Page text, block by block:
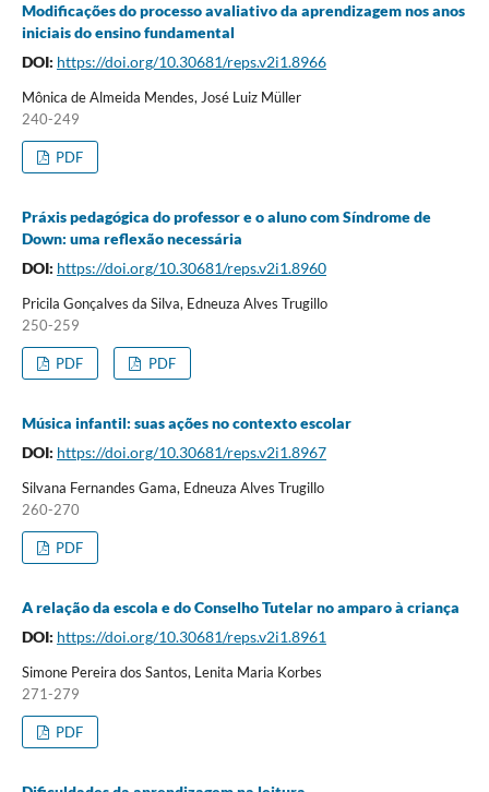
Modificações do processo avaliativo da aprendizagem nos anos
iniciais do ensino fundamental
DOI: https://doi.org/10.30681/reps.v2i1.8966
Mônica de Almeida Mendes, José Luiz Müller
240-249
PDF
Práxis pedagógica do professor e o aluno com Síndrome de
Down: uma reflexão necessária
DOI: https://doi.org/10.30681/reps.v2i1.8960
Pricila Gonçalves da Silva, Edneuza Alves Trugillo
250-259
PDF PDF
Música infantil: suas ações no contexto escolar
DOI: https://doi.org/10.30681/reps.v2i1.8967
Silvana Fernandes Gama, Edneuza Alves Trugillo
260-270
PDF
A relação da escola e do Conselho Tutelar no amparo à criança
DOI: https://doi.org/10.30681/reps.v2i1.8961
Simone Pereira dos Santos, Lenita Maria Korbes
271-279
PDF